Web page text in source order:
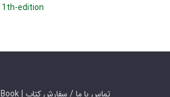
edition
Contact Us / Order Book | تماس با ما / سفارش کتاب